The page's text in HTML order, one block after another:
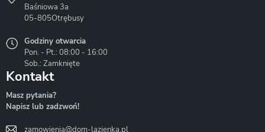
Liveno
Baśniowa 3a
05-805Otrębusy
Godziny otwarcia
Pon. - Pt.: 08:00 - 16:00
Sob.: Zamknięte
Kontakt
Masz pytania?
Napisz lub zadzwoń!
zamowienia@dom-lazienka.pl